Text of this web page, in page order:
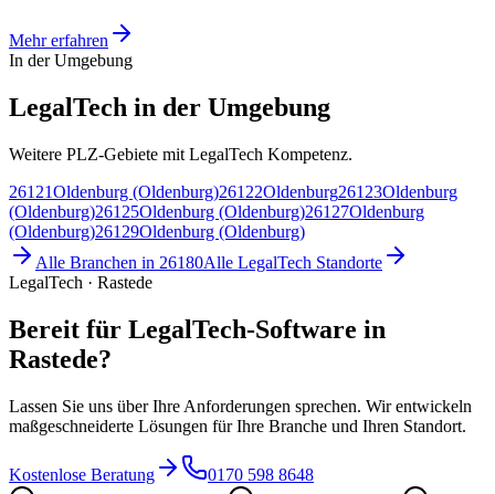
Mehr erfahren
In der Umgebung
LegalTech in der Umgebung
Weitere PLZ-Gebiete mit LegalTech Kompetenz.
26121Oldenburg (Oldenburg)26122Oldenburg26123Oldenburg
(Oldenburg)26125Oldenburg (Oldenburg)26127Oldenburg
(Oldenburg)26129Oldenburg (Oldenburg)
Alle Branchen in 26180Alle LegalTech Standorte
LegalTech · Rastede
Bereit für LegalTech-Software in
Rastede?
Lassen Sie uns über Ihre Anforderungen sprechen. Wir entwickeln
maßgeschneiderte Lösungen für Ihre Branche und Ihren Standort.
Kostenlose Beratung
0170 598 8648